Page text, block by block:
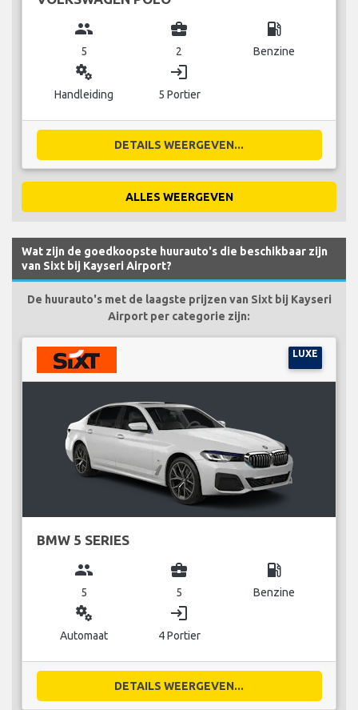
group
5
business_center
2
local_gas_station
Benzine
miscellaneous_services
Handleiding
login
5 Portier
DETAILS WEERGEVEN...
ALLES WEERGEVEN
Wat zijn de goedkoopste huurauto's die beschikbaar zijn
van Sixt bij Kayseri Airport?
De huurauto's met de laagste prijzen van Sixt bij Kayseri
Airport per categorie zijn:
LUXE
BMW 5 SERIES
group
5
business_center
5
local_gas_station
Benzine
miscellaneous_services
Automaat
login
4 Portier
DETAILS WEERGEVEN...